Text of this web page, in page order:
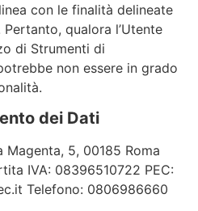
con le finalità delineate
qualora l’Utente
di Strumenti di
non essere in grado
dei Dati
Magenta, 5, 00185 Roma
IVA: 08396510722 PEC:
Telefono: 0806986660